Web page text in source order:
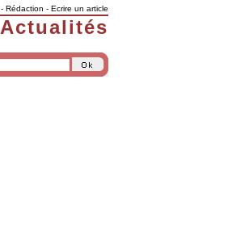
- Rédaction - Ecrire un article
Actualités